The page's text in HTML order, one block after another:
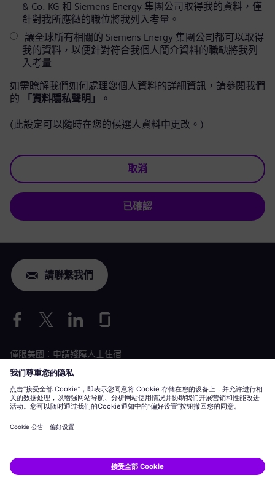
& Co. KG 和 Siemens Energy 集團公司取得我的資料，僅
針對我所應徵的職位將我列入考量。
讓全球所有相關的 Siemens Energy 集團公司都可以取得
我的資料，以便針對符合我個人簡介資料的職缺將我列
入考量
如需瞭解我們如何處理您個人資料的詳細資訊，請參閱我們
的
「資料隱私聲明」 。
(此設定可以隨時在您的候選人資料中更改。)
取消
已確認
請聯繫我們
僅限美國：申請殘障人士住宿
勞動條件申請
Siemens Energy 是 Siemens AG 授權的商標。